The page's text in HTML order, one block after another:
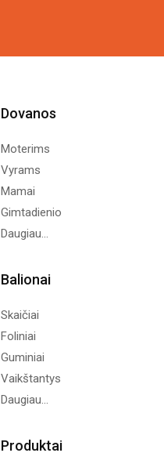
Dovanos
Moterims
Vyrams
Mamai
Gimtadienio
Daugiau...
Balionai
Skaičiai
Foliniai
Guminiai
Vaikštantys
Daugiau...
Produktai